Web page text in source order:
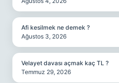
Afi kesilmek ne demek ?
Ağustos 3, 2026
Velayet davası açmak kaç TL ?
Temmuz 29, 2026